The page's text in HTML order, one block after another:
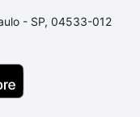
envolvidos
nosso portal
seus sonhos
você até as
- SP, 04533-012